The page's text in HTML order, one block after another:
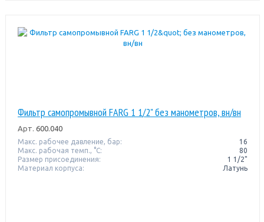
Фильтр самопромывной FARG 1 1/2" без манометров, вн/вн
Арт. 600.040
Макс. рабочее давление, бар:
16
Макс. рабочая темп., °С:
80
Размер присоединения:
1 1/2"
Материал корпуса:
Латунь